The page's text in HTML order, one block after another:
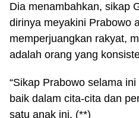
Dia menambahkan, sikap
dirinya meyakini Prabowo
memperjuangkan rakyat,
adalah orang yang
“Sikap Prabowo selama
baik dalam cita-cita dan
satu anak ini. (**)